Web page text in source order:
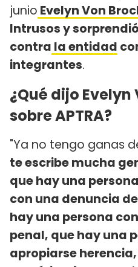
junio Evelyn Von
Intrusos y
contra la entidad
integrantes.
¿Qué dijo Evelyn
sobre APTRA?
"Ya no tengo ganas
te escribe mucha
que hay una
con una denuncia
hay una persona
penal, que hay una
apropiarse